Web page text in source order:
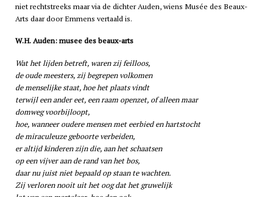
niet rechtstreeks maar via de dichter Auden, wiens Musée des Beaux-
Arts daar door Emmens vertaald is.
W.H. Auden: musee des beaux-arts
Wat het lijden betreft, waren zij feilloos,
de oude meesters, zij begrepen volkomen
de menselijke staat, hoe het plaats vindt
terwijl een ander eet, een raam openzet, of alleen maar
domweg voorbijloopt,
hoe, wanneer oudere mensen met eerbied en hartstocht
de miraculeuze geboorte verbeiden,
er altijd kinderen zijn die, aan het schaatsen
op een vijver aan de rand van het bos,
daar nu juist niet bepaald op staan te wachten.
Zij verloren nooit uit het oog dat het gruwelijk